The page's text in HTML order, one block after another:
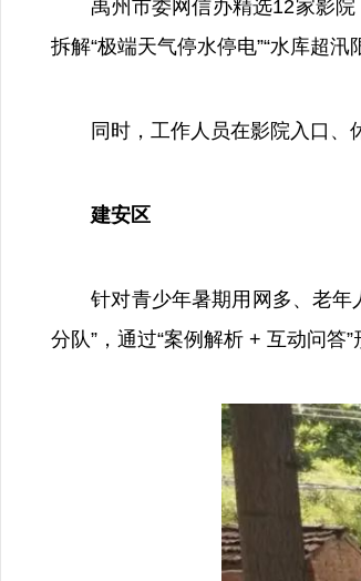
禹州市委网信办精选12家影院，
拆解“极端天气停水停电”“水库超
同时，工作人员在影院入口、休
建安区
针对青少年暑期用网多、老年人
分队”，通过“案例解析 + 互动问答